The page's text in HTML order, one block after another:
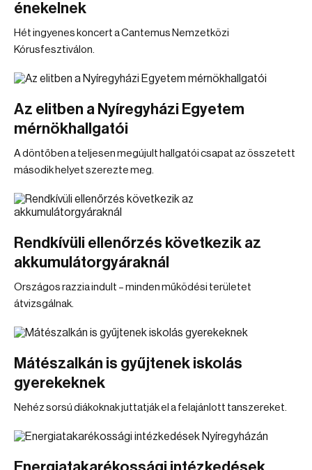
énekelnek
Hét ingyenes koncert a Cantemus Nemzetközi
Kórusfesztiválon.
Az elitben a Nyíregyházi Egyetem
mérnökhallgatói
A döntőben a teljesen megújult hallgatói csapat az összetett
második helyet szerezte meg.
Rendkívüli ellenőrzés következik az
akkumulátorgyáraknál
Országos razzia indult – minden működési területet
átvizsgálnak.
Mátészalkán is gyűjtenek iskolás
gyerekeknek
Nehéz sorsú diákoknak juttatják el a felajánlott tanszereket.